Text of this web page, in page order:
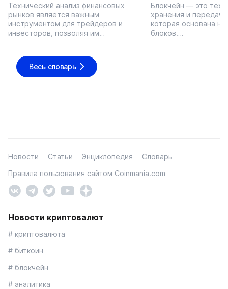
Технический анализ финансовых
рынков является важным
инструментом для трейдеров и
инвесторов, позволяя им…
Блокчейн — это
хранения и
которая основана
блоков….
Весь словарь
Новости Статьи Энциклопедия
Словарь
Правила пользования сайтом Coinmania.com
Новости криптовалют
# криптовалюта
# биткоин
# блокчейн
# аналитика